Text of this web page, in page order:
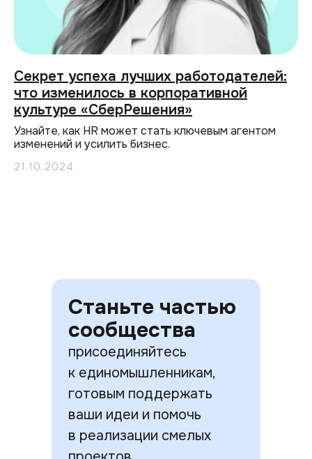
Секрет успеха лучших работодателей:
что изменилось в корпоративной
культуре «СберРешения»
Узнайте, как HR может стать ключевым агентом
изменений и усилить бизнес.
21.10.2024
Станьте частью
сообщества
присоединяйтесь
к единомышленникам,
готовым поддержать
ваши идеи и помочь
в реализации смелых